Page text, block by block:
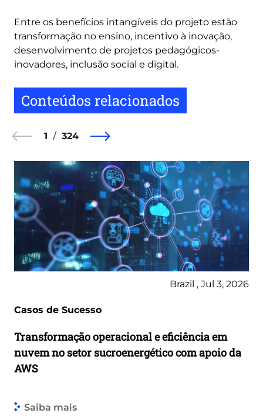
Entre os benefícios intangíveis do projeto estão
transformação no ensino, incentivo à inovação,
desenvolvimento de projetos pedagógicos-
inovadores, inclusão social e digital.
Conteúdos relacionados
1 324
Brazil , Jul 3, 2026
Casos de Sucesso
Transformação operacional e eficiência em
nuvem no setor sucroenergético com apoio da
AWS
Saiba mais